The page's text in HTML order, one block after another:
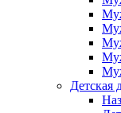
Детская